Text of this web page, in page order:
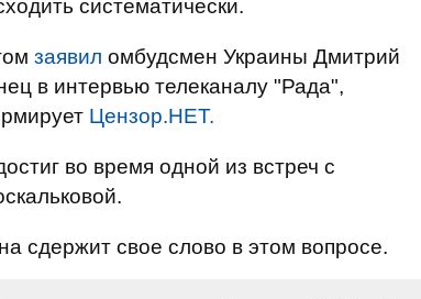
систематически.
заявил омбудсмен Украины Дмитрий
в интервью телеканалу "Рада",
Цензор.НЕТ.
во время одной из встреч с
сдержит свое слово в этом вопросе.